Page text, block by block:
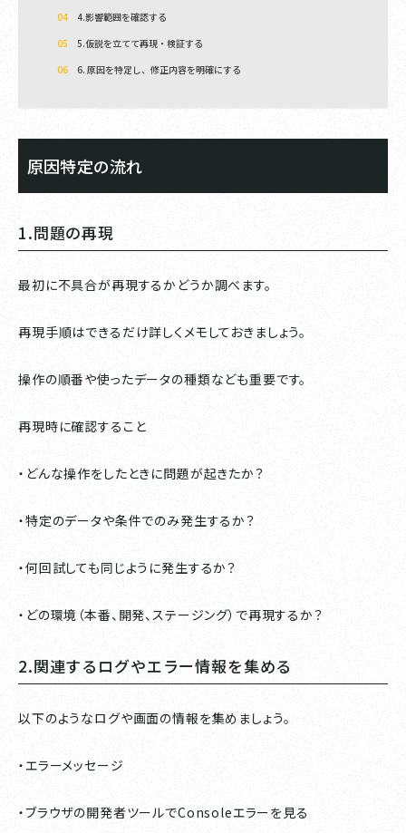
4.影響範囲を確認する
5.仮説を立てて再現・検証する
6. 原因を特定し、修正内容を明確にする
原因特定の流れ
1.問題の再現
最初に不具合が再現するかどうか調べます。
再現手順はできるだけ詳しくメモしておきましょう。
操作の順番や使ったデータの種類なども重要です。
再現時に確認すること
・どんな操作をしたときに問題が起きたか？
・特定のデータや条件でのみ発生するか？
・何回試しても同じように発生するか？
・どの環境（本番、開発、ステージング）で再現するか？
2.関連するログやエラー情報を集める
以下のようなログや画面の情報を集めましょう。
・エラーメッセージ
・ブラウザの開発者ツールでConsoleエラーを見る